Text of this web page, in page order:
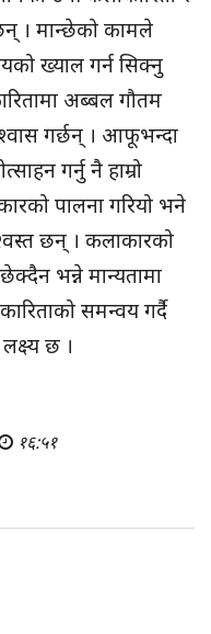
। मान्छेको कामले
ख्याल गर्न सिक्नु
अब्बल गौतम
गर्छन् । आफूभन्दा
गर्नु नै हाम्रो
पालना गरियो भने
छन् । कलाकारको
भन्ने मान्यतामा
समन्वय गर्दै
छ ।
१६:५१